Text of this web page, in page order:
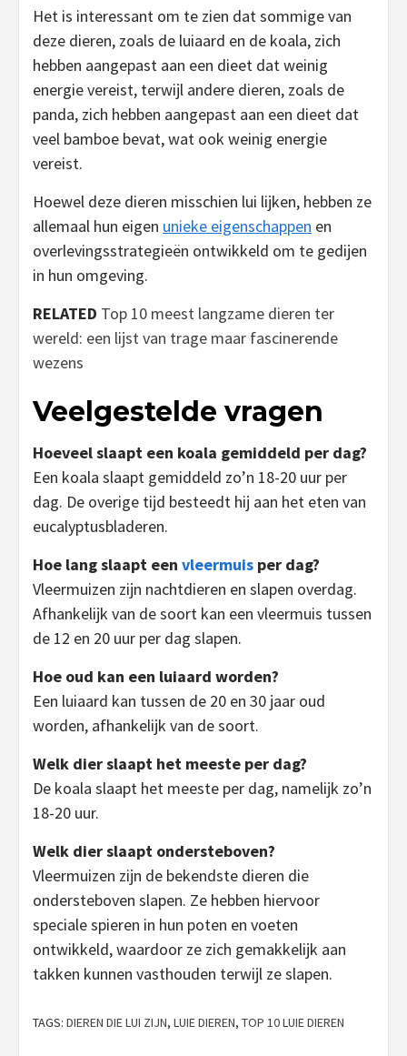
Het is interessant om te zien dat sommige van
deze dieren, zoals de luiaard en de koala, zich
hebben aangepast aan een dieet dat weinig
energie vereist, terwijl andere dieren, zoals de
panda, zich hebben aangepast aan een dieet dat
veel bamboe bevat, wat ook weinig energie
vereist.
Hoewel deze dieren misschien lui lijken, hebben ze
allemaal hun eigen unieke eigenschappen en
overlevingsstrategieën ontwikkeld om te gedijen
in hun omgeving.
RELATED Top 10 meest langzame dieren ter
wereld: een lijst van trage maar fascinerende
wezens
Veelgestelde vragen
Hoeveel slaapt een koala gemiddeld per dag?
Een koala slaapt gemiddeld zo’n 18-20 uur per
dag. De overige tijd besteedt hij aan het eten van
eucalyptusbladeren.
Hoe lang slaapt een vleermuis per dag?
Vleermuizen zijn nachtdieren en slapen overdag.
Afhankelijk van de soort kan een vleermuis tussen
de 12 en 20 uur per dag slapen.
Hoe oud kan een luiaard worden?
Een luiaard kan tussen de 20 en 30 jaar oud
worden, afhankelijk van de soort.
Welk dier slaapt het meeste per dag?
De koala slaapt het meeste per dag, namelijk zo’n
18-20 uur.
Welk dier slaapt ondersteboven?
Vleermuizen zijn de bekendste dieren die
ondersteboven slapen. Ze hebben hiervoor
speciale spieren in hun poten en voeten
ontwikkeld, waardoor ze zich gemakkelijk aan
takken kunnen vasthouden terwijl ze slapen.
TAGS: DIEREN DIE LUI ZIJN, LUIE DIEREN, TOP 10 LUIE DIEREN